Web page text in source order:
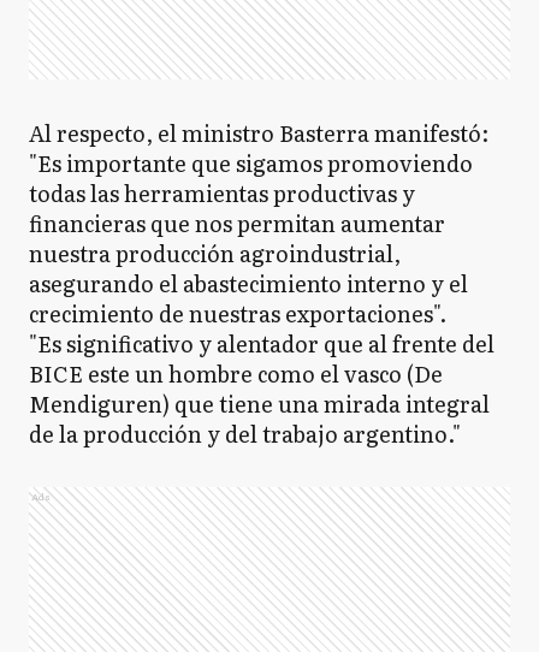
Al respecto, el ministro Basterra manifestó:
"Es importante que sigamos promoviendo
todas las herramientas productivas y
financieras que nos permitan aumentar
nuestra producción agroindustrial,
asegurando el abastecimiento interno y el
crecimiento de nuestras exportaciones".
"Es significativo y alentador que al frente del
BICE este un hombre como el vasco (De
Mendiguren) que tiene una mirada integral
de la producción y del trabajo argentino."
Ads